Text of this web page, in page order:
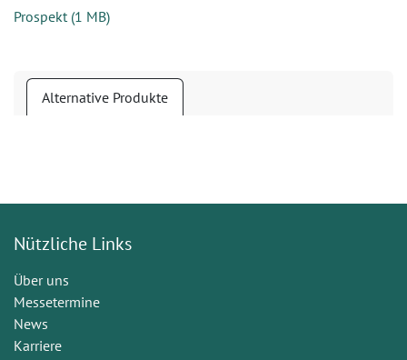
Prospekt(1 MB)
Alternative Produkte
Nützliche Links
Über uns
Messetermine
News
Karriere